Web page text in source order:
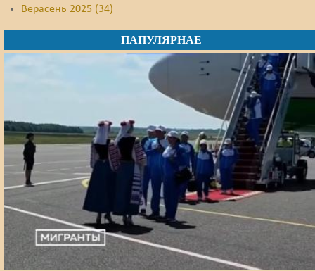
Верасень 2025 (34)
ПАПУЛЯРНАЕ